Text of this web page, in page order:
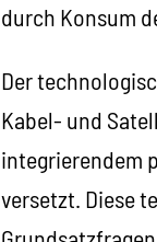
durch Konsum
Der
Kabel- und
integrierendem
versetzt. Diese